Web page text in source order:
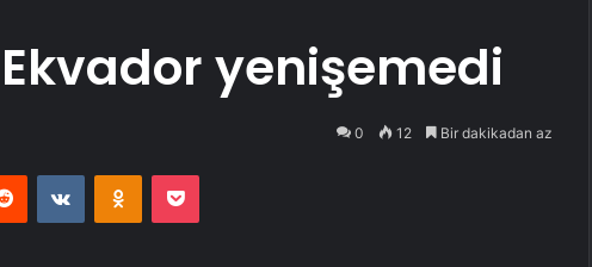
yenişemedi
0 12 Bir dakikadan az
Reddit VKontakteOdnoklassniki
Pocket